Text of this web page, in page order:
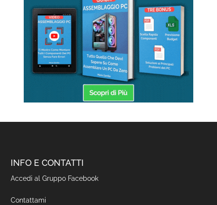
INFO E CONTATTI
Accedi al Gruppo Facebook
Contattami